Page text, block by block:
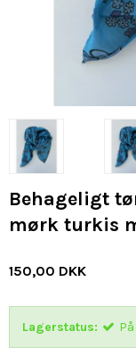
Behageligt
mørk turkis
150,00 DKK
Lagerstatus: